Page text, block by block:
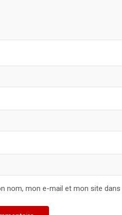
nom, mon e-mail et mon site